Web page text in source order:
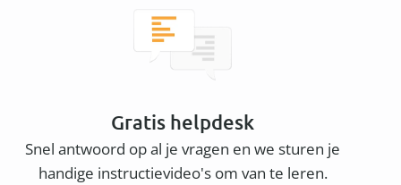
Gratis helpdesk
Snel antwoord op al je vragen en we sturen je
handige instructievideo's om van te leren.